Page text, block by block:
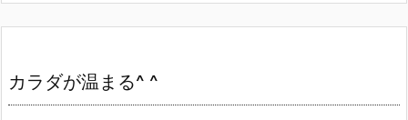
カラダが温まる^ ^